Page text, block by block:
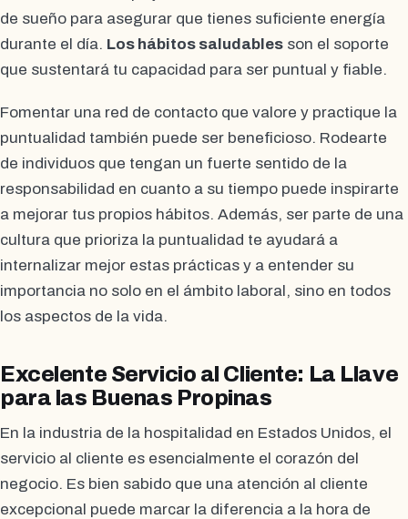
de sueño para asegurar que tienes suficiente energía
durante el día. Los hábitos saludables son el soporte
que sustentará tu capacidad para ser puntual y fiable.
Fomentar una red de contacto que valore y practique la
puntualidad también puede ser beneficioso. Rodearte
de individuos que tengan un fuerte sentido de la
responsabilidad en cuanto a su tiempo puede inspirarte
a mejorar tus propios hábitos. Además, ser parte de una
cultura que prioriza la puntualidad te ayudará a
internalizar mejor estas prácticas y a entender su
importancia no solo en el ámbito laboral, sino en todos
los aspectos de la vida.
Excelente Servicio al Cliente: La Llave
para las Buenas Propinas
En la industria de la hospitalidad en Estados Unidos, el
servicio al cliente es esencialmente el corazón del
negocio. Es bien sabido que una atención al cliente
excepcional puede marcar la diferencia a la hora de